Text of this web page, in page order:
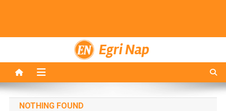
Egri Nap
NOTHING FOUND